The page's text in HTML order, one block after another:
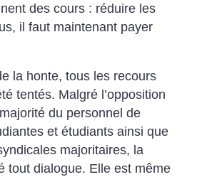
des cours : réduire les
il faut maintenant payer
la honte, tous les recours
tentés. Malgré l’opposition
du personnel de
et étudiants ainsi que
majoritaires, la
tout dialogue. Elle est même